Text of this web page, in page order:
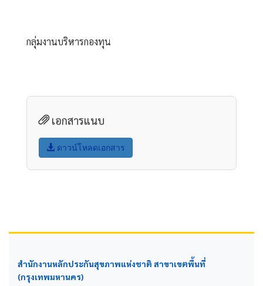
กลุ่มงานบริหารกองทุน
เอกสารแนบ
ดาวน์โหลดเอกสาร
สำนักงานหลักประกันสุขภาพแห่งชาติ สาขาเขตพื้นที่
(กรุงเทพมหานคร)